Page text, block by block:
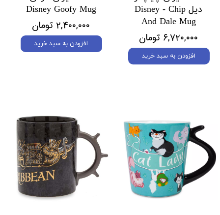
دیل Disney - Chip
And Dale Mug
۶,۷۲۰,۰۰۰ تومان
افزودن به سبد خرید
Disney Goofy Mug
۲,۴۰۰,۰۰۰ تومان
افزودن به سبد خرید